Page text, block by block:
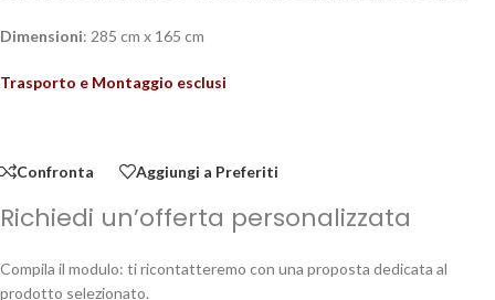
Dimensioni: 285 cm x 165 cm
Trasporto e Montaggio esclusi
Confronta Aggiungi a Preferiti
Richiedi un’offerta personalizzata
Compila il modulo: ti ricontatteremo con una proposta dedicata al
prodotto selezionato.